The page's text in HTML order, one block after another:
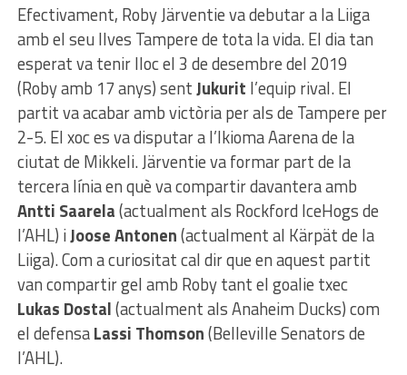
Efectivament, Roby Järventie va debutar a la Liiga
amb el seu Ilves Tampere de tota la vida. El dia tan
esperat va tenir lloc el 3 de desembre del 2019
(Roby amb 17 anys) sentJukurit l’equip rival. El
partit va acabar amb victòria per als de Tampere per
2-5. El xoc es va disputar a l’Ikioma Aarena de la
ciutat de Mikkeli. Järventie va formar part de la
tercera línia en què va compartir davantera amb
Antti Saarela(actualment als Rockford IceHogs de
l’AHL) iJoose Antonen(actualment al Kärpät de la
Liiga). Com a curiositat cal dir que en aquest partit
van compartir gel amb Roby tant el goalie txec
Lukas Dostal(actualment als Anaheim Ducks) com
el defensaLassi Thomson(Belleville Senators de
l’AHL).